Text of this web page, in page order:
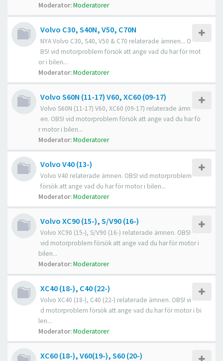
Moderator:Moderatorer
Volvo C30, S40N, V50, C70N
NYA Volvo C30, S40, V50 & C70 relaterade ämnen... O
BS! vid motorproblem försök att ange vad du har för mot
or i bilen...
Moderator:Moderatorer
Volvo S60N (11-17) V60, XC60 (09-17)
Volvo S60N (11-17) V60, XC60 (09-17) relaterade ämn
en. OBS! vid motorproblem försök att ange vad du har fö
r motor i bilen...
Moderator:Moderatorer
Volvo V40 (13-)
Volvo V40 relaterade ämnen. OBS! vid motorproblem
försök att ange vad du har för motor i bilen...
Moderator:Moderatorer
Volvo XC90 (15-), S/V90 (16-)
Volvo XC90 (15-), S/V90 (16-) relaterade ämnen. OBS!
vid motorproblem försök att ange vad du har för motor i
bilen...
Moderator:Moderatorer
XC40 (18-), C40 (22-)
Volvo XC40 (18-), C40 (22-) relaterade ämnen. OBS! vi
d motorproblem försök att ange vad du har för motor i bi
len...
Moderator:Moderatorer
XC60 (18-), V60(19-), S60 (20-)